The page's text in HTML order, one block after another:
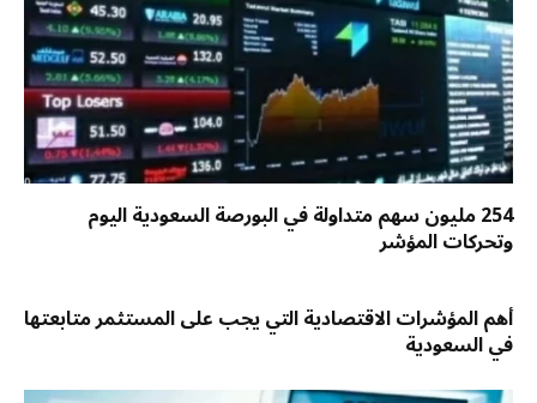
254 مليون سهم متداولة في البورصة السعودية اليوم
وتحركات المؤشر
أهم المؤشرات الاقتصادية التي يجب على المستثمر متابعتها
في السعودية